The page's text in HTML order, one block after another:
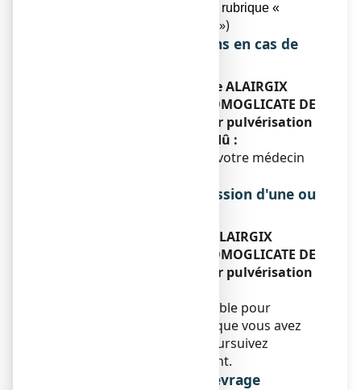
voir la rubrique «
»)
Symptômes et instructions en cas de
Si vous avez utilisé plus deALAIRGIX
RHINITE ALLERGIQUE CROMOGLICATE DE
solution pour pulvérisation
nasale que vous n’auriez dû :
Consultez immédiatement votre médecin
Instructions en cas d'omission d'une ou
ALAIRGIX
RHINITE ALLERGIQUE CROMOGLICATE DE
solution pour pulvérisation
Ne prenez pas de dose double pour
compenser la dose simple que vous avez
oublié de prendre, mais poursuivez
simplement votre traitement.
Risque de syndrome de sevrage